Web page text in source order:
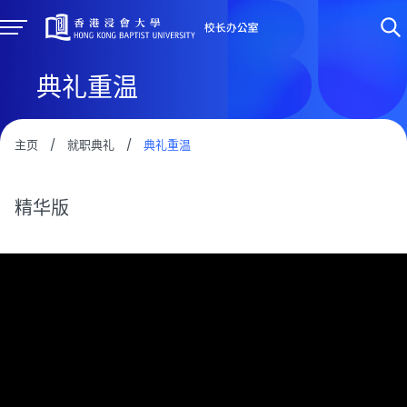
典礼重温
主页 / 就职典礼 / 典礼重温
精华版